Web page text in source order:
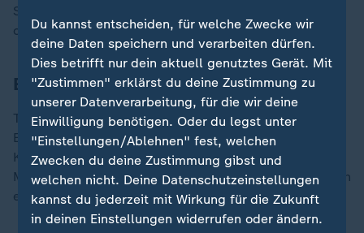
Skisprung-Schanzen und das Langlauf-Stadion -
ohnehin vorhanden.
Entscheidung über die Zukunft im Mai
Trotz aller positiven Signale: DasIOCwill die
Entscheidung über die Olympia-Zukunft der
Kombinierer erst im Mai treffen. Es gibt nur zwei
Möglichkeiten: Entweder sind neben den Männern auch
erstmals die Frauen mit von der Partie.
Du kannst entscheiden, für welche Zwecke wir
deine Daten speichern und verarbeiten dürfen.
Dies betrifft nur dein aktuell genutztes Gerät. Mit
"Zustimmen" erklärst du deine Zustimmung zu
unserer Datenverarbeitung, für die wir deine
Einwilligung benötigen. Oder du legst unter
"Einstellungen/Ablehnen" fest, welchen
Zwecken du deine Zustimmung gibst und
welchen nicht. Deine Datenschutzeinstellungen
kannst du jederzeit mit Wirkung für die Zukunft
in deinen Einstellungen widerrufen oder ändern.